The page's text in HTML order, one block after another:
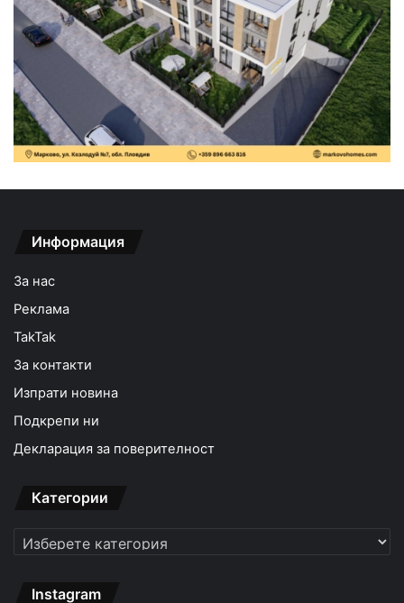
Информация
За нас
Реклама
TakTak
За контакти
Изпрати новина
Подкрепи ни
Декларация за поверителност
Категории
Категории
Instagram